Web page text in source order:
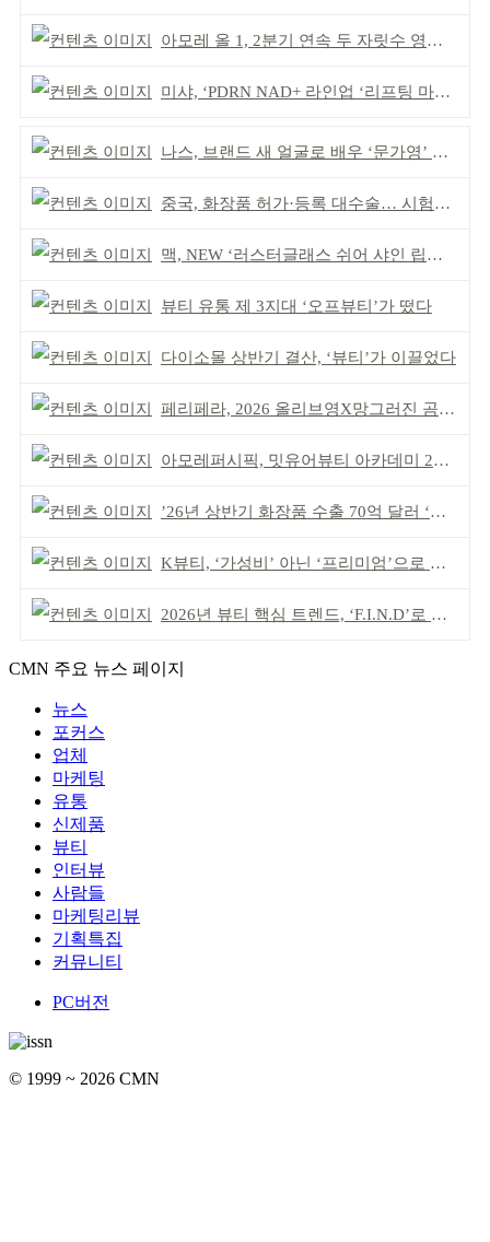
아모레 올 1, 2분기 연속 두 자릿수 영업이익률 기록
미샤, ‘PDRN NAD+ 라인업 ‘리프팅 마스크’ 출시
나스, 브랜드 새 얼굴로 배우 ‘문가영’ 발탁
중국, 화장품 허가·등록 대수술… 시험자료 공용 허용
맥, NEW ‘러스터글래스 쉬어 샤인 립스틱’ 출시
뷰티 유통 제 3지대 ‘오프뷰티’가 떴다
다이소몰 상반기 결산, ‘뷰티’가 이끌었다
페리페라, 2026 올리브영X망그러진 곰 콜라보
아모레퍼시픽, 밋유어뷰티 아카데미 2기 발대식
’26년 상반기 화장품 수출 70억 달러 ‘역대 최고’
K뷰티, ‘가성비’ 아닌 ‘프리미엄’으로 승부걸어야
2026년 뷰티 핵심 트렌드, ‘F.I.N.D’로 읽는다
CMN 주요 뉴스 페이지
뉴스
포커스
업체
마케팅
유통
신제품
뷰티
인터뷰
사람들
마케팅리뷰
기획특집
커뮤니티
PC버전
© 1999 ~ 2026 CMN